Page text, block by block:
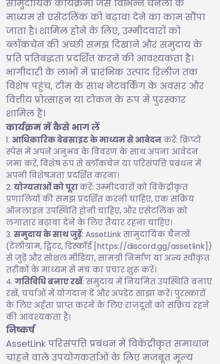
सामुदायिक कार्यक्रमों जैसे विभिन्न चैनलों के
माध्यम से एसेटलिंक को बढ़ावा देने का काम सौंपा
जाता है। शामिल होने के लिए, उम्मीदवारों को
ब्लॉकचेन की अच्छी समझ दिखाने और समुदाय के
प्रति प्रतिबद्धता प्रदर्शित करने की आवश्यकता है।
भागीदारी के लाभों में प्रारंभिक उत्पाद रिलीज तक
विशेष पहुंच, टीम के साथ नेटवर्किंग के अवसर और
वित्तीय प्रोत्साहन या टोकन के रूप में पुरस्कार
शामिल हैं।
कार्यक्रम में कैसे भाग लें
आधिकारिक वेबसाइट के माध्यम से आवेदनकरें: क्रिप्टो
स्पेस में अपने अनुभव के विवरण के साथ अपना आवेदन
जमा करें, विशेष रूप से ब्लॉकचेन या परिसंपत्ति प्रबंधन में
अपनी विशेषज्ञता प्रदर्शित करना।
योग्यताओं को पूराकरें: उम्मीदवारों को विकेंद्रीकृत
प्रणालियों की समझ प्रदर्शित करनी चाहिए, एक सक्रिय
ऑनलाइन उपस्थिति होनी चाहिए, और एसेटलिंक को
लगातार बढ़ावा देने के लिए तैयार रहना चाहिए।
समुदाय के साथ जुड़ें: AssetLink सामुदायिक चैनलों
(टेलीग्राम, ट्विटर, डिस्कॉर्ड [https://discord.gg/assetlink])
से जुड़ें और सोशल मीडिया, सामग्री निर्माण या अन्य स्वीकृत
तरीकों के माध्यम से मंच का प्रचार शुरू करें।
गतिविधि बनाए रखें: समुदाय में नियमित उपस्थिति बनाए
रखें, चर्चाओं में योगदान दें और अपडेट साझा करें। पुरस्कारों
के लिए अर्हता प्राप्त करने के लिए राजदूतों को सक्रिय रहने
की आवश्यकता है।
निष्कर्ष
AssetLink परिसंपत्ति प्रबंधन में विकेंद्रीकृत समाधान
चाहने वाले उपयोगकर्ताओं के लिए मजबूत मूल्य